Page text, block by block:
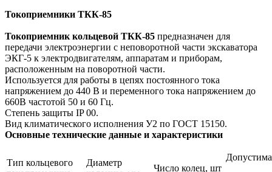
Токоприемники ТКК-85
Токоприемник кольцевой ТКК-85 предназначен для
передачи электроэнергии с неповоротной части экскаватора
ЭКГ-5 к электродвигателям, аппаратам и приборам,
расположенным на поворотной части.
Используется для работы в цепях постоянного тока
напряжением до 440 В и переменного тока напряжением до
660В частотой 50 и 60 Гц.
Степень защиты IP 00.
Вид климатического исполнения У2 по ГОСТ 15150.
Основные технические данные и характеристики
Тип кольцевого
Диаметр
Число колец, шт